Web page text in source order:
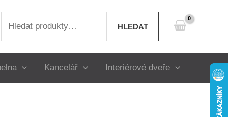
HLEDAT
Kancelář Interiérové dveře